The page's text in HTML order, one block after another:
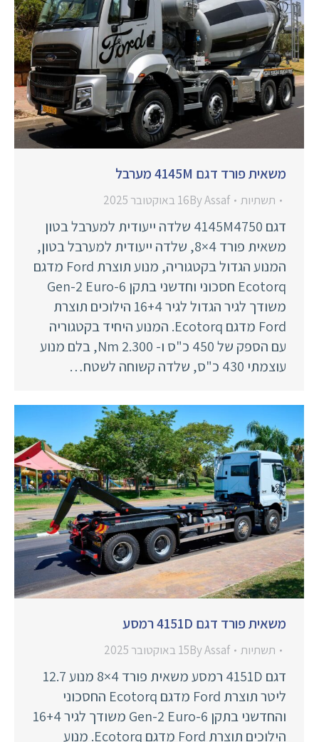
משאית פורד דגם 4145M מערבל
תשתיות ByAssaf 16 באוקטובר 2025
דגם 4145M4750 שלדה ייעודית למערבל בטון
משאית פורד 4×8, שלדה ייעודית למערבל בטון,
המנוע הגדול בקטגוריה, מנוע תוצרת Ford מדגם
Ecotorq חסכוני וחדשני בתקן Gen-2 Euro-6
משודך לגיר הגדול לגיר 16+4 הילוכים תוצרת
Ford מדגם Ecotorq. המנוע היחיד בקטגוריה
עם הספק של 450 כ"ס ו- 2.300 Nm, בלם מנוע
עוצמתי 430 כ"ס, שלדה קשוחה לשטח…
משאית פורד דגם 4151D רמסע
תשתיות ByAssaf 15 באוקטובר 2025
דגם 4151D רמסע משאית פורד 4×8 מנוע 12.7
ליטר תוצרת Ford מדגם Ecotorq החסכוני
והחדשני בתקן Gen-2 Euro-6 משודך לגיר 16+4
הילוכים תוצרת Ford מדגם Ecotorq. מנוע